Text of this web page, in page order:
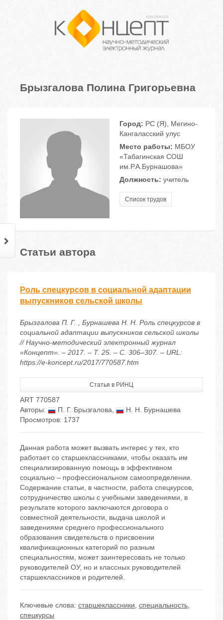
Брызгалова Полина Григорьевна
Город: РС (Я), Мегино-
Кангаласский улус
Место работы: МБОУ
«Табагинская СОШ
им.Р.А.Бурнашова»
Должность: учитель
Список трудов
Статьи автора
Роль спецкурсов в социальной адаптации
выпускников сельской школы
Брызгалова П. Г. , Бурнашева Н. Н. Роль спецкурсов в
социальной адаптации выпускников сельской школы
// Научно-методический электронный журнал
«Концепт». – 2017. – Т. 25. – С. 306–307. – URL:
https://e-koncept.ru/2017/770587.htm
Статья в РИНЦ
ART 770587
Авторы:
П. Г. Брызгалова,
Н. Н. Бурнашева
Просмотров: 1737
Данная работа может вызвать интерес у тех, кто
работает со старшеклассниками, чтобы оказать им
специализированную помощь в эффективном
социально – профессиональном самоопределении.
Содержание статьи, в частности, работа спецкурсов,
сотрудничество школы с учебными заведениями, в
результате которого заключаются договора о
совместной деятельности, выдача школой и
заведениями среднего профессионального
образования свидетельств о присвоении
квалификационных категорий по разным
специальностям, может заинтересовать не только
руководителей ОУ, но и классных руководителей
старшеклассников и родителей.
Ключевые слова: старшеклассники, специальность,
спецкурсы